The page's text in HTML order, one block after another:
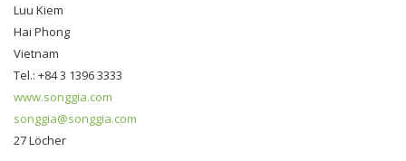
Luu Kiem
Hai Phong
Vietnam
Tel.: +84 3 1396 3333
www.songgia.com
songgia@songgia.com
27 Löcher